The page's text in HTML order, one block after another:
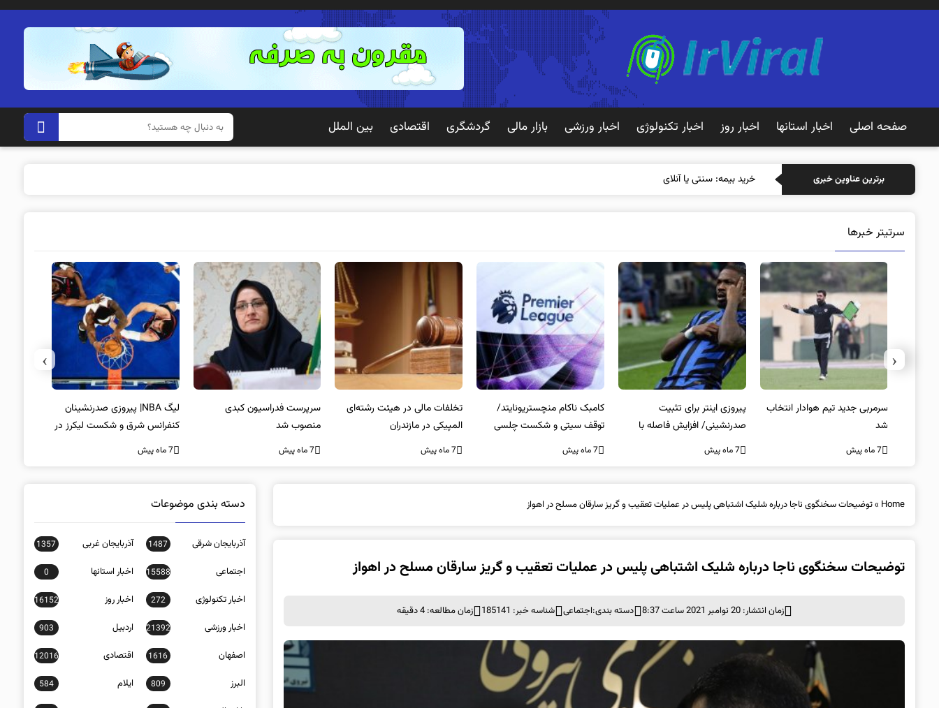
صفحه اصلی اخبار استانها اخبار روز اخبار تکنولوژی اخبار ورزشی بازار مالی گردشگری اقتصادی بین الملل
برترین عناوین خبری خرید بیمه: سنتی یا آنلاین؟ کدامیک تجربه
سرتیتر خبرها
سرمربی جدید تیم هوادار انتخاب
شد
7 ماه پیش
پیروزی اینتر برای تثبیت
صدرنشینی/ افزایش فاصله با
ناپولی
7 ماه پیش
کامبک ناکام منچستریونایتد/
توقف سیتی و شکست چلسی
7 ماه پیش
تخلفات مالی در هیئت رشته‌ای
المپیکی در مازندران
7 ماه پیش
سرپرست فدراسیون کبدی
منصوب شد
7 ماه پیش
لیگ NBA| پیروزی صدرنشینان
کنفرانس شرق و شکست لیکرز در
غیاب جیمز
7 ماه پیش
‹
›
Home
»توضیحات سخنگوی ناجا درباره شلیک اشتباهی پلیس در عملیات تعقیب و گریز سارقان مسلح در اهواز
توضیحات سخنگوی ناجا درباره شلیک اشتباهی پلیس در عملیات تعقیب و گریز سارقان مسلح در اهواز
زمان انتشار: 20 نوامبر 2021 ساعت 8:37 دسته بندی:اجتماعی شناسه خبر: 185141 زمان مطالعه: 4 دقیقه
دسته بندی موضوعات
آذربایجان شرقی 1487 آذربایجان غربی 1357
اجتماعی 15588 اخبار استانها 0
اخبار تکنولوژی 272 اخبار روز 16152
اخبار ورزشی 21392 اردبیل 903
اصفهان 1616 اقتصادی 12016
البرز 809 ایلام 584